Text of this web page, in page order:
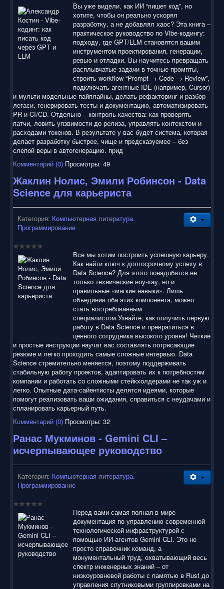
Вы уже видели, как ИИ “пишет код”, но
хотите, чтобы он реально ускорял
разработку, а не добавлял хаос? Эта книга –
практическое руководство по Vibe-кодингу:
подходу, где GPT/LLM становятся вашим
инструментом проектирования, генерации,
ревью и отладки. Вы научитесь превращать
расплывчатые задачи в точные промпты,
строить workflow “Prompt → Code → Review”,
подключать агентные IDE (например, Cursor)
и мульти-модельные пайплайны, делать рефакторинг и разбор
легаси, генерировать тесты и документацию, автоматизировать
PR и CI/CD. Отдельно – контроль качества: как проверять
патчи, ловить уязвимости до релиза, управлять контекстом и
расходами токенов. В результате у вас будет система, которая
делает разработку быстрее, чище и предсказуемее – без
слепой веры в автогенерацию. прид
Комментарий (0) Просмотры: 49
Жаклин Нолис, Эмили Робинсон - Data
Science для карьериста
Категория: Компьютерная литература.
Программирование
Все мы хотим построить успешную карьеру.
Как найти ключ к долгосрочному успеху в
Data Science? Для этого понадобятся не
только технические ноу-хау, но и
правильные «мягкие навыки». Лишь
объединив оба этих компонента, можно
стать востребованным
специалистом.Узнайте, как получить первую
работу в Data Science и превратиться в
ценного сотрудника высокого уровня! Четкие
и простые инструкции научат вас составлять потрясающие
резюме и легко проходить самые сложные интервью. Data
Science стремительно меняется, поэтому поддерживать
стабильную работу проектов, адаптировать их к потребностям
компании и работать со сложными стейкхолдерами не так уж и
легко. Опытные дата-сайентисты делятся идеями, которые
помогут реализовать ваши ожидания, справиться с неудачами и
спланировать карьерный путь.
Комментарий (0) Просмотры: 32
Ранас Мукминов - Gemini CLI –
исчерпывающее руководство
Категория: Компьютерная литература.
Программирование
Перед вами самая полная в мире
документация по управлению современной
технологической инфраструктурой с
помощью ИИ-агентов Gemini CLI. Это не
просто справочник команд, а
монументальный труд, охватывающий весь
спектр инженерных знаний – от
низкоуровневой работы с памятью в Rust до
управления спутниковыми группировками на